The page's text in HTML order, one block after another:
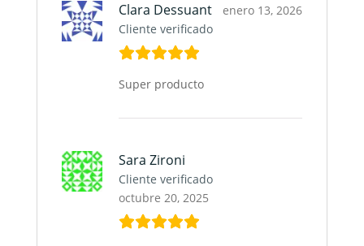
Clara Dessuant
Cliente verificado
enero 13, 2026
Super producto
Sara Zironi
Cliente verificado
octubre 20, 2025